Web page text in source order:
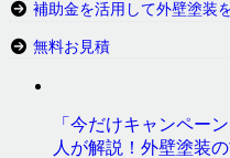
補助金を活用して外壁塗装
無料お見積
「今だけキャンペー
人が解説！外壁塗装